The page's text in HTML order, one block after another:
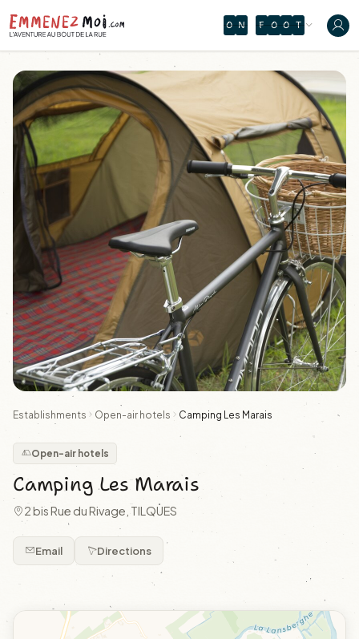
O N F O O T
Establishments Open-air hotels Camping Les Marais
Open-air hotels
Camping Les Marais
2 bis Rue du Rivage, TILQUES
Email Directions